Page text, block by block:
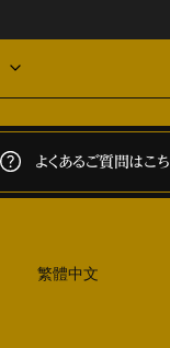
よくあるご質問はこ
繁體中文